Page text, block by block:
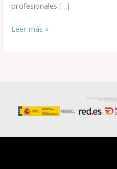
profesionales […]
Leer más »